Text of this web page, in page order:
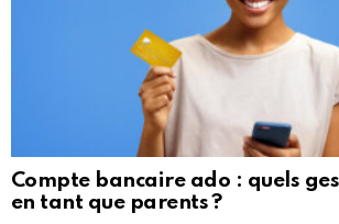
Compte bancaire ado : quels
en tant que parents ?